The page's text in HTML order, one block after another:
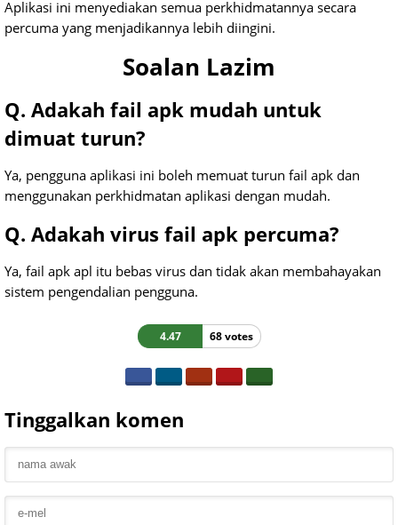
Aplikasi ini menyediakan semua perkhidmatannya secara
percuma yang menjadikannya lebih diingini.
Soalan Lazim
Q. Adakah fail apk mudah untuk
dimuat turun?
Ya, pengguna aplikasi ini boleh memuat turun fail apk dan
menggunakan perkhidmatan aplikasi dengan mudah.
Q. Adakah virus fail apk percuma?
Ya, fail apk apl itu bebas virus dan tidak akan membahayakan
sistem pengendalian pengguna.
4.47 68 votes
Tinggalkan komen